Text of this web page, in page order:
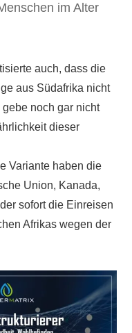
im Alter
auch, dass die
aus Südafrika nicht
noch gar nicht
dieser
Variante haben die
Union, Kanada,
sofort die Einreisen
Afrikas wegen der